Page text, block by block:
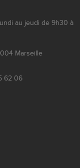
au jeudi de 9h30 à
Marseille
62 06